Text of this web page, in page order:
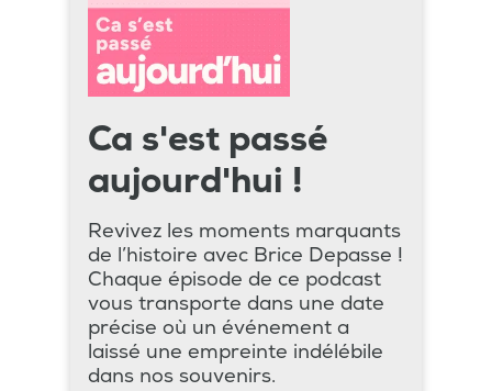
Ca s'est passé
aujourd'hui !
Revivez les moments marquants
de l’histoire avec Brice Depasse !
Chaque épisode de ce podcast
vous transporte dans une date
précise où un événement a
laissé une empreinte indélébile
dans nos souvenirs.